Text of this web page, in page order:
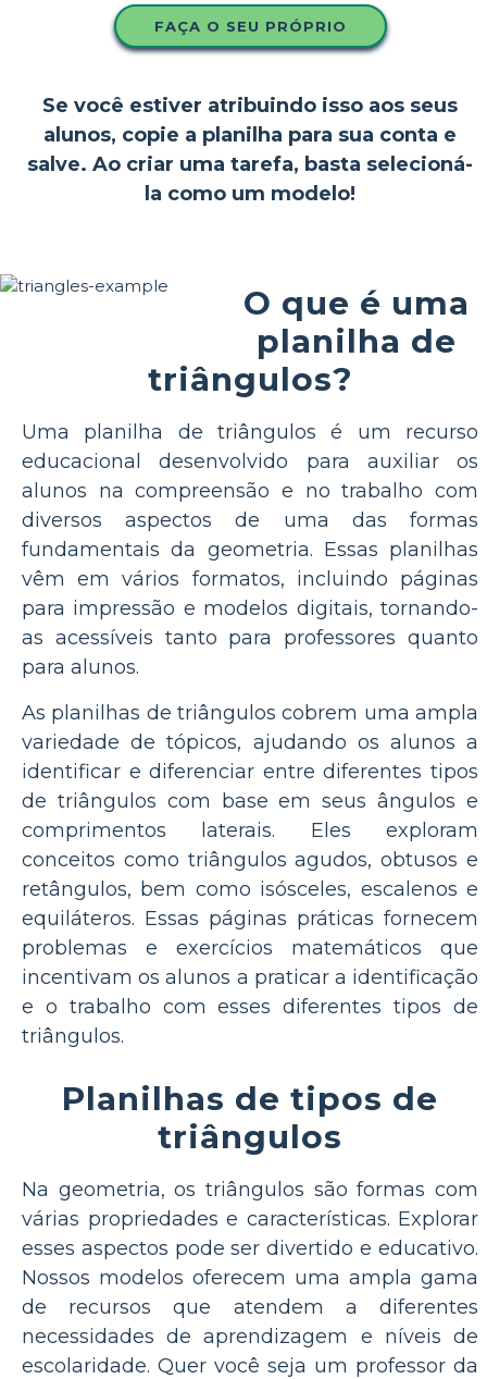
FAÇA O SEU PRÓPRIO
Se você estiver atribuindo isso aos seus
alunos, copie a planilha para sua conta e
salve. Ao criar uma tarefa, basta selecioná-
la como um modelo!
O que é uma
planilha de
triângulos?
Uma planilha de triângulos é um recurso
educacional desenvolvido para auxiliar os
alunos na compreensão e no trabalho com
diversos aspectos de uma das formas
fundamentais da geometria. Essas planilhas
vêm em vários formatos, incluindo páginas
para impressão e modelos digitais, tornando-
as acessíveis tanto para professores quanto
para alunos.
As planilhas de triângulos cobrem uma ampla
variedade de tópicos, ajudando os alunos a
identificar e diferenciar entre diferentes tipos
de triângulos com base em seus ângulos e
comprimentos laterais. Eles exploram
conceitos como triângulos agudos, obtusos e
retângulos, bem como isósceles, escalenos e
equiláteros. Essas páginas práticas fornecem
problemas e exercícios matemáticos que
incentivam os alunos a praticar a identificação
e o trabalho com esses diferentes tipos de
triângulos.
Planilhas de tipos de
triângulos
Na geometria, os triângulos são formas com
várias propriedades e características. Explorar
esses aspectos pode ser divertido e educativo.
Nossos modelos oferecem uma ampla gama
de recursos que atendem a diferentes
necessidades de aprendizagem e níveis de
escolaridade. Quer você seja um professor da